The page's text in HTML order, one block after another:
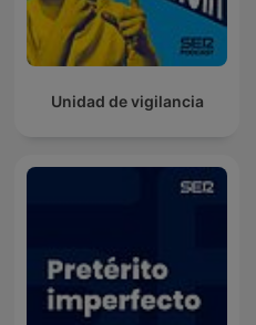
Unidad de vigilancia